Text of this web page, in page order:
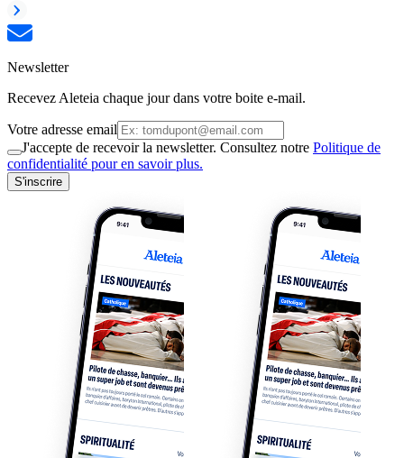
Newsletter
Recevez Aleteia chaque jour dans votre boite e-mail.
Votre adresse email
J'accepte de recevoir la newsletter. Consultez notre Politique de
confidentialité pour en savoir plus.
S'inscrire